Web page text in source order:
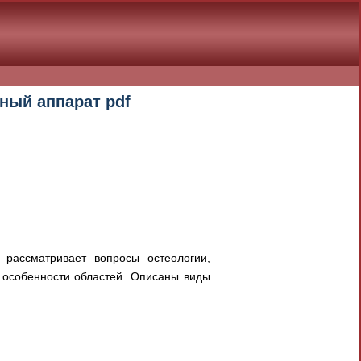
аппарат pdf
вопросы остеологии,
областей. Описаны виды